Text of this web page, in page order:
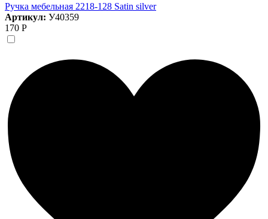
Ручка мебельная 2218-128 Satin silver
Артикул: У40359
170 Р